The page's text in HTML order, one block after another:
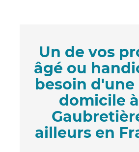
Un de vos
âgé ou
besoin d'une
domicile
ailleurs en